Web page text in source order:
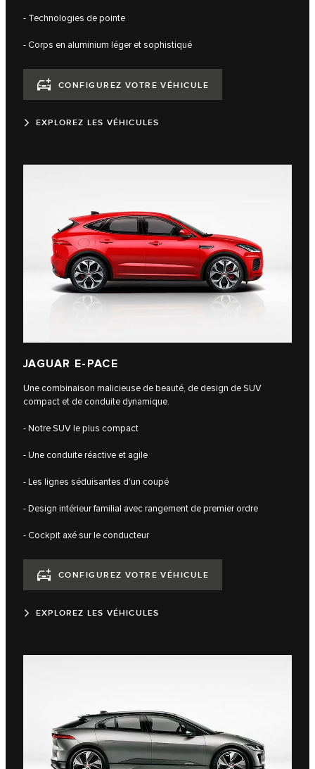
- Technologies de pointe
- Corps en aluminium léger et sophistiqué
CONFIGUREZ VOTRE VÉHICULE
EXPLOREZ LES VÉHICULES
JAGUAR E-PACE
Une combinaison malicieuse de beauté, de design de SUV
compact et de conduite dynamique.
- Notre SUV le plus compact
- Une conduite réactive et agile
- Les lignes séduisantes d'un coupé
- Design intérieur familial avec rangement de premier ordre
- Cockpit axé sur le conducteur
CONFIGUREZ VOTRE VÉHICULE
EXPLOREZ LES VÉHICULES